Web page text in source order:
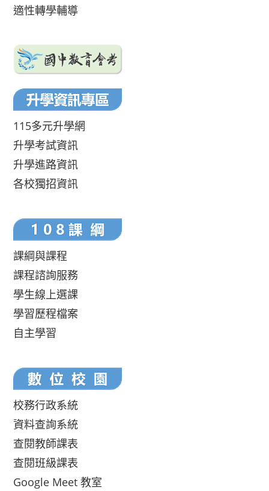
適性轉學輔導
115多元升學網
升學考試資訊
升學進路資訊
各校獨招資訊
課綱與課程
課程諮詢服務
學生線上選課
學習歷程檔案
自主學習
校務行政系統
資料查詢系統
查閱教師課表
查閱班級課表
Google Meet 教室